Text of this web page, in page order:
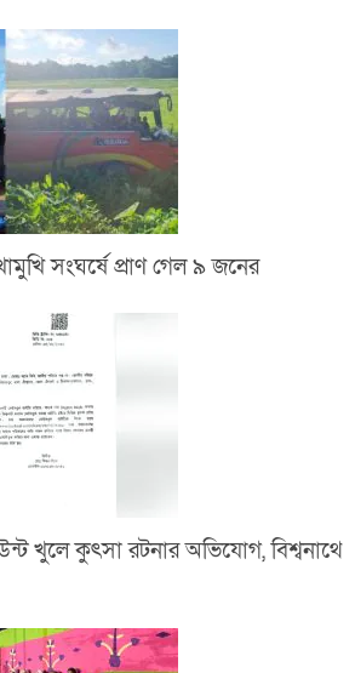
সংঘর্ষে প্রাণ গেল ৯ জনের
খুলে কুৎসা রটনার অভিযোগ, বিশ্বনাথে